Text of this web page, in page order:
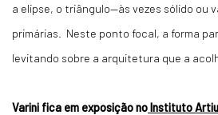
a elipse, o triângulo—às vezes sólido ou
primárias. Neste ponto focal, a forma
levitando sobre a arquitetura que a
Varini fica em exposição noInstituto